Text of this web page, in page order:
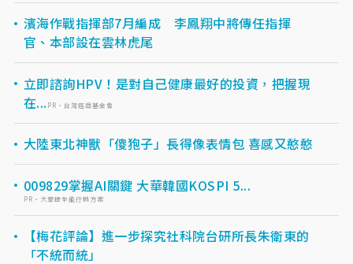
濱海作戰指揮部7月編成 李鳳翔中將傳任指揮
官、本部設在雲林虎尾
立即諮詢HPV！是對自己健康最好的投資，把握現
在... PR・台灣癌症基金會
大陸東北神獸「傻狍子」長得像表情包 喜感又憨憨
009829掌握AI關鍵 大華韓國KOSPI 5...
PR・大華銀全能行銷方案
【梅花評論】進一步探究社科院台研所長朱衛東的
「不統而統」